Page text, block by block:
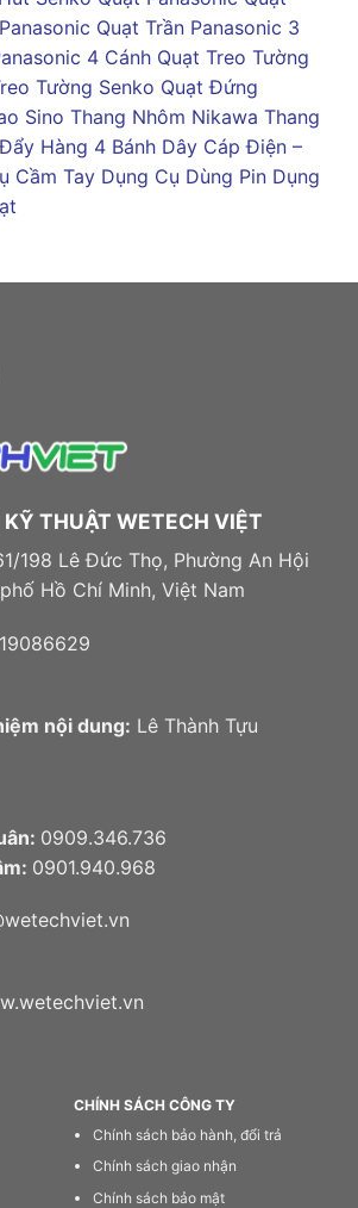
Quạt Trần Panasonic 3
4 Cánh Quạt Treo Tường
Tường Senko Quạt Đứng
Sino Thang Nhôm Nikawa Thang
Hàng 4 Bánh Dây Cáp Điện –
Cầm Tay Dụng Cụ Dùng Pin Dụng
THUẬT WETECH VIỆT
198 Lê Đức Thọ, Phường An Hội
Hồ Chí Minh, Việt Nam
nội dung: Lê Thành Tựu
0909.346.736
0901.940.968
CHÍNH SÁCH CÔNG TY
Chính sách bảo hành, đổi trả
Chính sách giao nhận
Chính sách bảo mật